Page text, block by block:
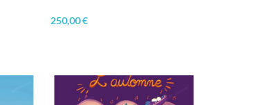
250,00€